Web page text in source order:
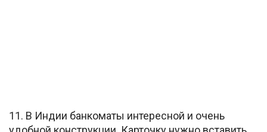
11. В Индии банкоматы интересной и очень